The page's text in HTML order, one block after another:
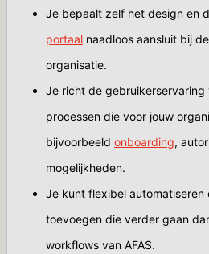
Je bepaalt zelf het design en
portaal naadloos aansluit bij
organisatie.
Je richt de gebruikerservaring
processen die voor jouw
bijvoorbeeld onboarding,
mogelijkheden.
Je kunt flexibel automatiseren
toevoegen die verder gaan
workflows van AFAS.